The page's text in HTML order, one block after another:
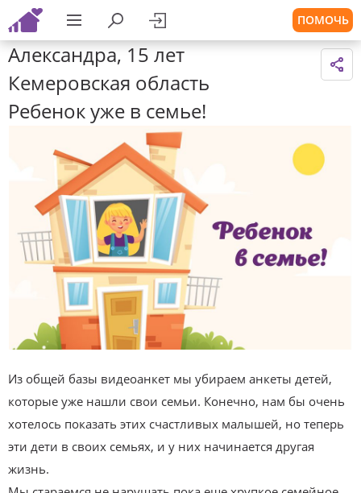
ПОМОЧЬ
Александра, 15 лет
Кемеровская область
Ребенок уже в семье!
Из общей базы видеоанкет мы убираем анкеты детей,
которые уже нашли свои семьи. Конечно, нам бы очень
хотелось показать этих счастливых малышей, но теперь
эти дети в своих семьях, и у них начинается другая
жизнь.